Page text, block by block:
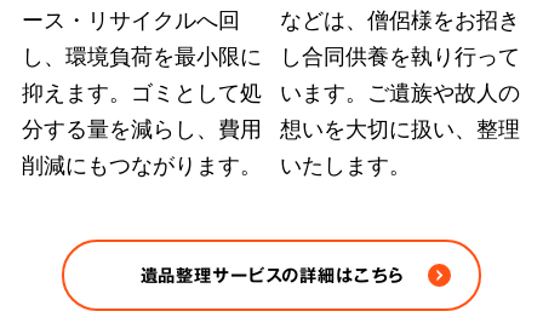
弊社ではどのような状況の遺品整理も、故人の
大切にされていた品物や重要書類を探し出す手
段を尽くします。また、
部屋の完全清掃、脱臭
除菌など、原状回復のおすすめ方法をご案内
※ゴミや不用品の処分は各自治体の条例/法令に
従い適正に処分します。
ース・リサイクルへ回
し、環境負荷を最小限に
抑えます。ゴミとして処
分する量を減らし、費用
削減にもつながります。
などは、僧侶様をお招き
し合同供養を執り行って
います。ご遺族や故人の
想いを大切に扱い、整理
いたします。
遺品整理サービスの詳細はこちら